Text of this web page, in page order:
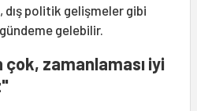
politik gelişmeler gibi
gelebilir.
zamanlaması iyi